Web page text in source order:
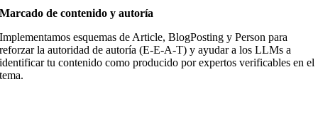
Marcado de contenido y autoría
Implementamos esquemas de Article, BlogPosting y Person para
reforzar la autoridad de autoría (E-E-A-T) y ayudar a los LLMs a
identificar tu contenido como producido por expertos verificables en el
tema.